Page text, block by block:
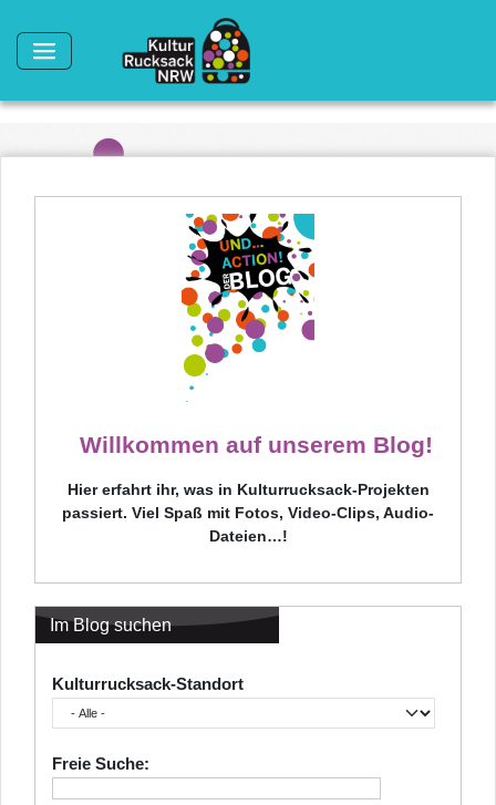
Willkommen auf unserem Blog!
Hier erfahrt ihr, was in Kulturrucksack-Projekten
passiert. Viel Spaß mit Fotos, Video-Clips, Audio-
Dateien…!
Im Blog suchen
Kulturrucksack-Standort
Freie Suche: